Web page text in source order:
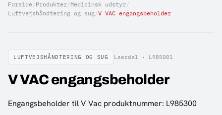
Forside/Produkter/Medicinsk udstyr/
Luftvejshåndtering og sug/V VAC engangsbeholder
LUFTVEJSHÅNDTERING OG SUG Laerdal · L985001
V VAC engangsbeholder
Engangsbeholder til V Vac produktnummer: L985300